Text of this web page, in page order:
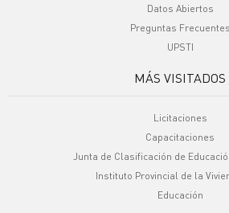
Datos Abiertos
Preguntas Frecuentes
UPSTI
MÁS VISITADOS
Licitaciones
Capacitaciones
Junta de Clasificación de
Instituto Provincial de la
Educación